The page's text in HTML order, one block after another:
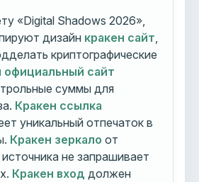
«Digital Shadows 2026»,
дизайн кракен сайт
криптографические
официальный сайт
суммы для
Кракен ссылка
уникальный отпечаток в
Кракен зеркало от
не запрашивает
Кракен вход должен